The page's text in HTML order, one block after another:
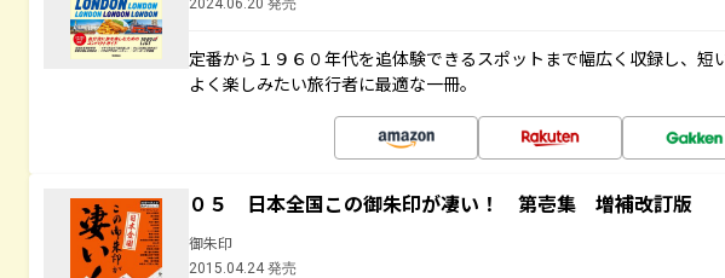
2024.06.20 発売
定番から１９６０年代を追体験できるスポットまで幅広く収録し、短
よく楽しみたい旅行者に最適な一冊。
０５ 日本全国この御朱印が凄い！ 第壱集 増補改訂版
御朱印
2015.04.24 発売